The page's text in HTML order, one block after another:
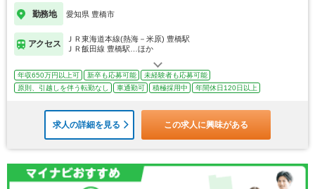
勤務地 愛知県 豊橋市
アクセス
ＪＲ東海道本線(熱海－米原) 豊橋駅
ＪＲ飯田線 豊橋駅…ほか
年収650万円以上可 新卒も応募可能
未経験者も応募可能
原則、引越しを伴う転勤なし
車通勤可 積極採用中 年間休日120日以上
求人の詳細を見る この求人に興味がある